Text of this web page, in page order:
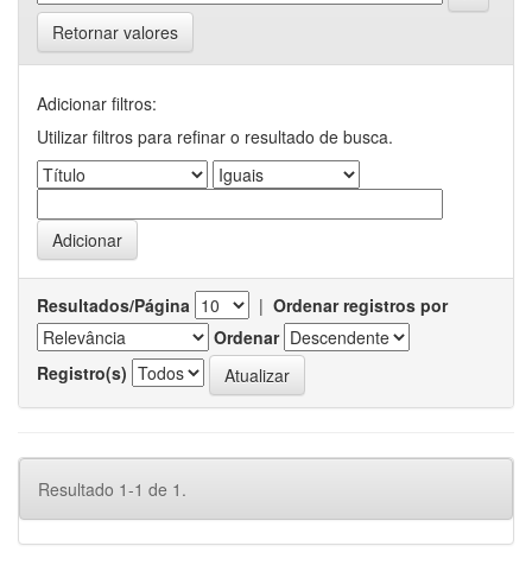
Retornar valores
Adicionar filtros:
Utilizar filtros para refinar o resultado de busca.
Resultados/Página | Ordenar registros por
Ordenar
Registro(s)
Resultado 1-1 de 1.